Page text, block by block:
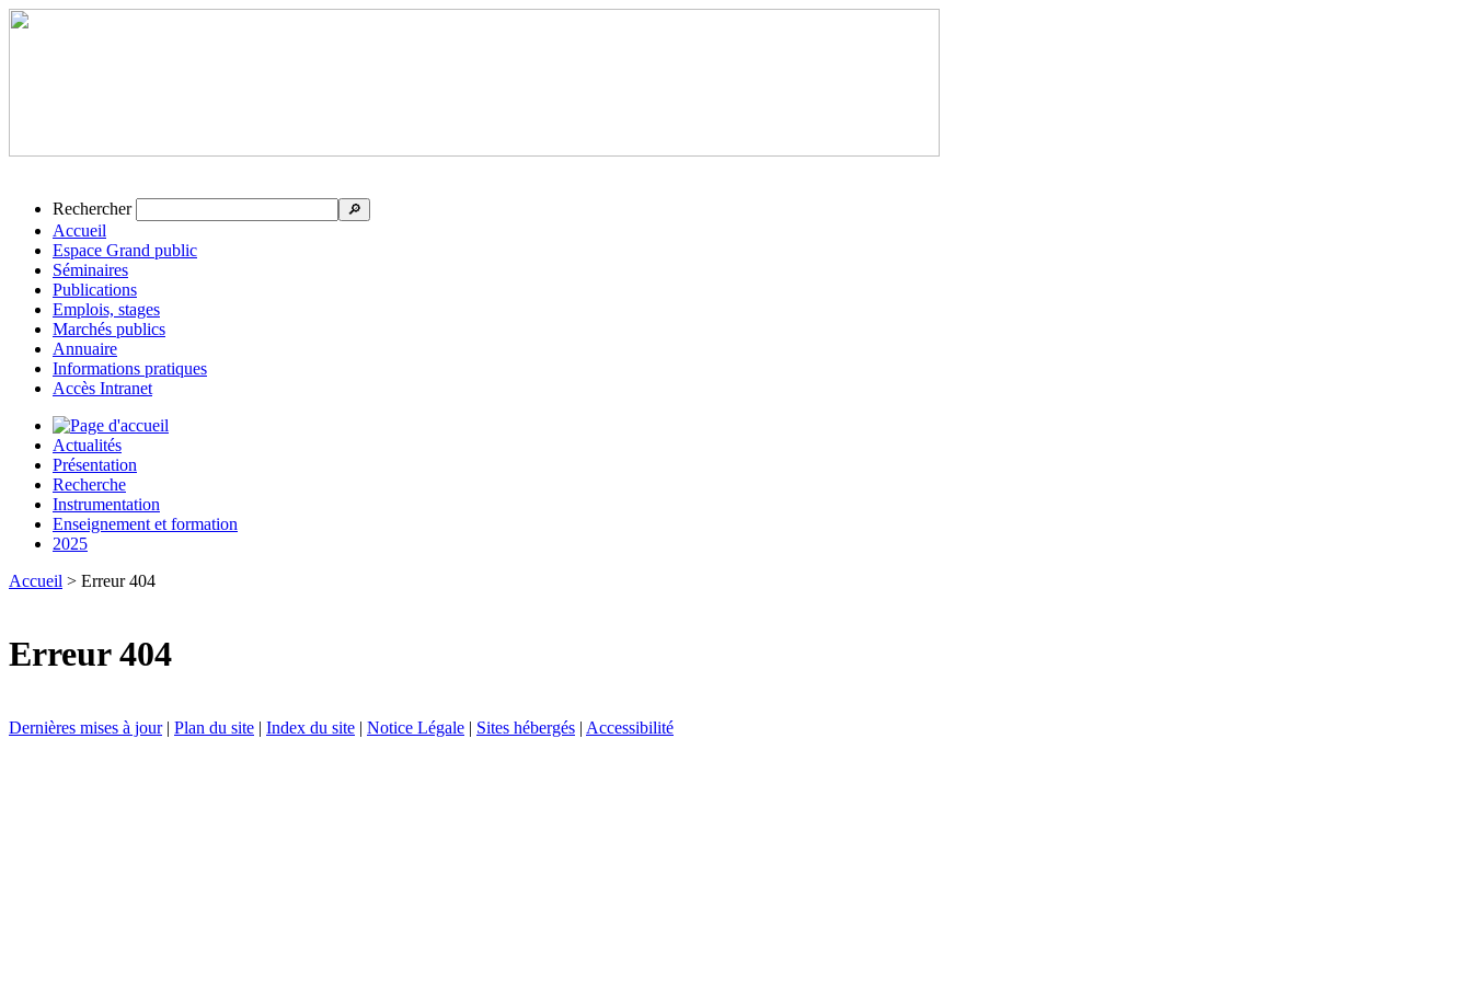
Rechercher 🔎
Accueil
Espace Grand public
Séminaires
Publications
Emplois, stages
Marchés publics
Annuaire
Informations pratiques
Accès Intranet
Actualités
Présentation
Recherche
Instrumentation
Enseignement et formation
2025
Accueil > Erreur 404
Erreur 404
Dernières mises à jour| Plan du site | Index du site | Notice Légale | Sites hébergés | Accessibilité